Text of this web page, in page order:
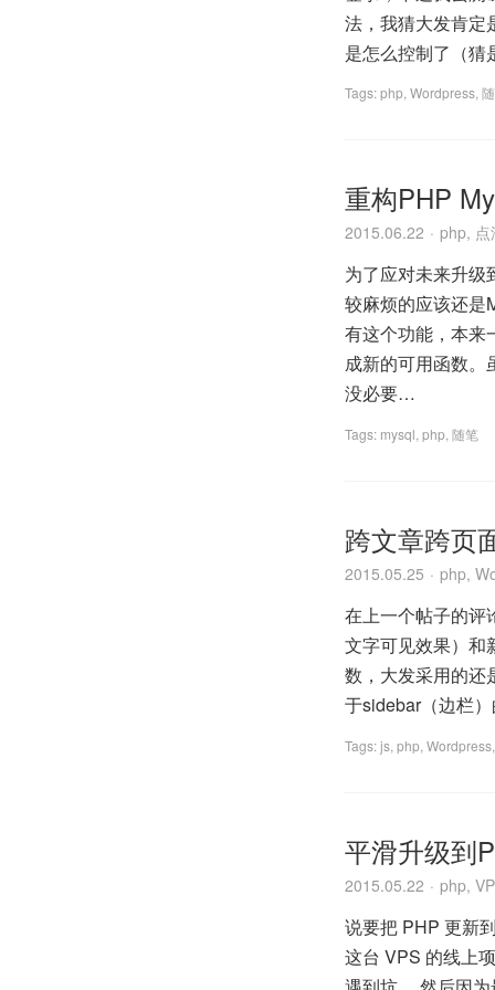
法，我猜大发肯定
是怎么控制了（
Tags:php Wordpress
重构PHP
2015.06.22 php,
为了应对未来升级
较麻烦的应该还是
有这个功能，本来
成新的可用函数。
没必要…
Tags: mysql php 随笔
跨文章跨页
2015.05.25 php,
在上一个帖子的评
文字可见效果）和
数，大发采用的还
于sidebar（边栏
Tags:js php Wordpress
平滑升级到
2015.05.22 php,
说要把 PHP 更新
这台 VPS 的线上